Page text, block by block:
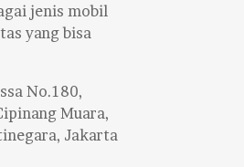
jenis mobil
yang bisa
No.180,
Muara,
Jakarta